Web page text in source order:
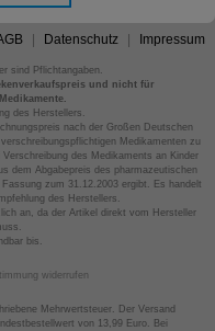
Datenschutz Impressum
sind Pflichtangaben.
und nicht für
des Herstellers.
nach der Großen Deutschen
Medikamenten zu
des Medikaments an Kinder
dem Abgabepreis des pharmazeutischen
zum 31.12.2003 ergibt. Es handelt
des Herstellers.
an, da der Artikel direkt vom Hersteller
bis.
widerrufen
Mehrwertsteuer. Der Versand
von 13,99 Euro. Bei